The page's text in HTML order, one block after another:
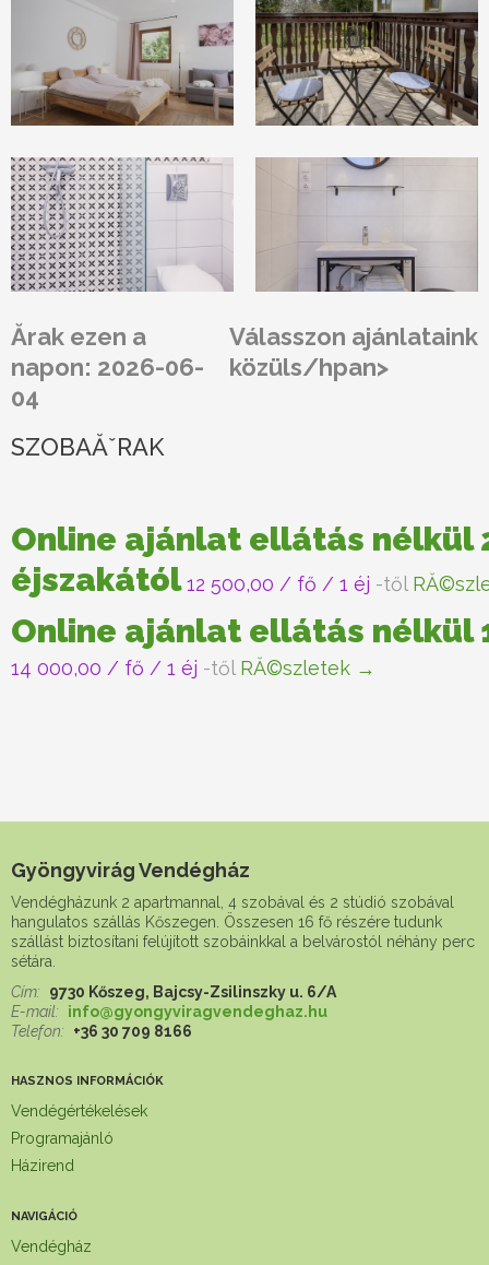
Ărak ezen a
napon: 2026-06-
04
Válasszon ajánlataink
közüls/hpan>
SZOBAĂˇRAK
Online ajánlat ellátás nélkül
éjszakától 12 500,00 / fő / 1 éj -től
Online ajánlat ellátás nélkül
14 000,00 / fő / 1 éj -től RĂ©szletek →
Gyöngyvirág Vendégház
Vendégházunk 2 apartmannal, 4 szobával és 2 stúdió szobával
hangulatos szállás Kőszegen. Összesen 16 fő részére tudunk
szállást biztosítani felújított szobáinkkal a belvárostól néhány perc
sétára.
Cím:
9730 Kőszeg, Bajcsy-Zsilinszky u. 6/A
E-mail:
info@gyongyviragvendeghaz.hu
Telefon:
+36 30 709 8166
HASZNOS INFORMÁCIÓK
Vendégértékelések
Programajánló
Házirend
NAVIGÁCIÓ
Vendégház